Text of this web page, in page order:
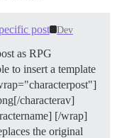
post Dev
as RPG
to insert a template
characterav]
[/wrap]
the original